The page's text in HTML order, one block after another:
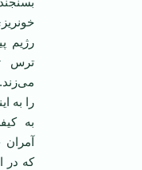
رژیم
ترس
را به
به
که در